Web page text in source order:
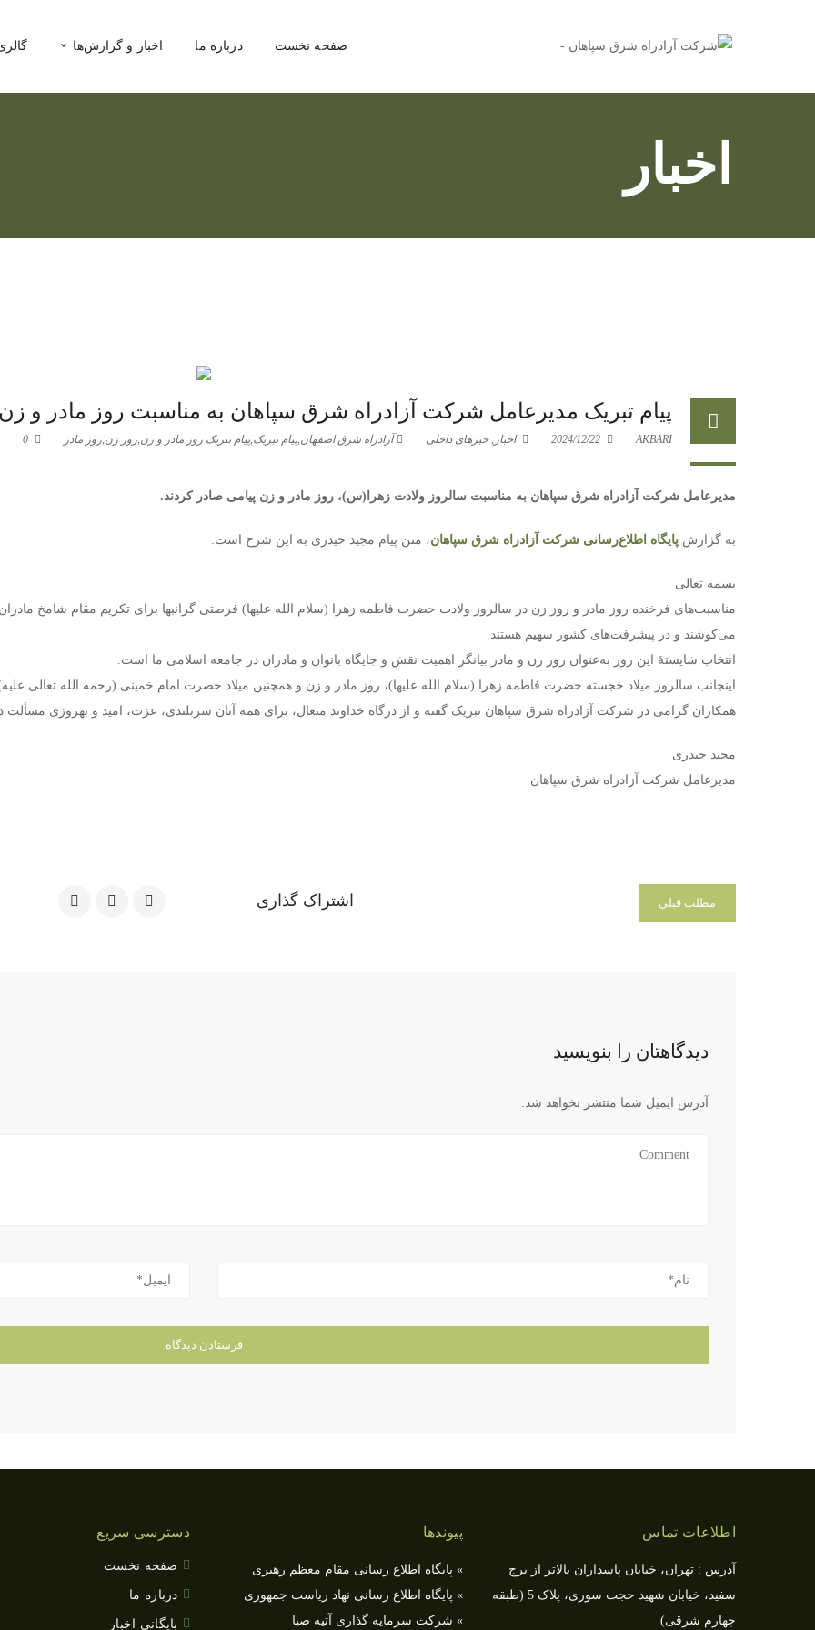
صفحه نخست درباره ما اخبار و گزارش‌ها
اخبار
پیام تبریک مدیرعامل شرکت آزادراه شرق سپاهان به مناسبت روز مادر و زن
AKBARI اخبار ,خبرهای داخلی آزادراه شرق اصفهان,پیام تبریک,پیام تبریک روز مادر و زن,روز زن,روز مادر
مدیرعامل شرکت آزادراه شرق سپاهان به مناسبت سالروز ولادت زهرا(س)، روز مادر و زن پیامی صادر کردند.
به گزارش پایگاه اطلاع‌رسانی شرکت آزادراه شرق سپاهان، متن پیام مجید حیدری به این شرح است:
بسمه تعالی
مناسبت‌های فرخنده روز مادر و روز زن در سالروز ولادت حضرت فاطمه زهرا (سلام الله علیها) فرصتی گرانبها برای تکریم مقام شامخ مادران
می‌کوشند و در پیشرفت‌های کشور سهیم هستند.
انتخاب شایستهٔ این روز به‌عنوان روز زن و مادر بیانگر اهمیت نقش و جایگاه بانوان و مادران در جامعه اسلامی ما است.
اینجانب سالروز میلاد خجسته حضرت فاطمه زهرا (سلام الله علیها)، روز مادر و زن و همچنین میلاد حضرت امام خمینی (رحمه الله تعالی
همکاران گرامی در شرکت آزادراه شرق سپاهان تبریک گفته و از درگاه خداوند متعال، برای همه آنان سربلندی، عزت، امید و بهروزی مسألت
مجید حیدری
مدیرعامل شرکت آزادراه شرق سپاهان
اشتراک گذاری مطلب قبلی
دیدگاهتان را بنویسید
آدرس ایمیل شما منتشر نخواهد شد.
اطلاعات تماس
آدرس : تهران، خیابان پاسداران بالاتر از برج
سفید، خیابان شهید حجت سوری، پلاک 5 (طبقه
چهارم شرقی)
پیوندها
» پایگاه اطلاع رسانی مقام معظم رهبری
» پایگاه اطلاع رسانی نهاد ریاست جمهوری
» شركت سرمایه گذاری آتیه صبا
دسترسی سریع
صفحه نخست
درباره ما
بایگانی اخبار